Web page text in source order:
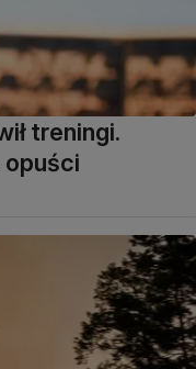
treningi.
opuści